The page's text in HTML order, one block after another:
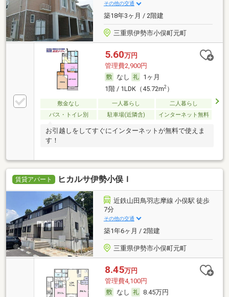
その他の交通
築18年3ヶ月 / 2階建
三重県伊勢市小俣町元町
5.60万円
管理費2,900円
なし
1ヶ月
1階 / 1LDK（45.72m2）
敷金なし 一人暮らし
二人暮らし
バス・トイレ別
駐車場(近隣含) インターネット無料
お引越しをしてすぐにインターネットが無料で使えま
す！
賃貸アパート ヒカルサ伊勢小俣Ｉ
近鉄山田鳥羽志摩線 小俣駅 徒歩
7分
その他の交通
築1年6ヶ月 / 2階建
三重県伊勢市小俣町元町
8.45万円
管理費4,100円
なし
8.45万円